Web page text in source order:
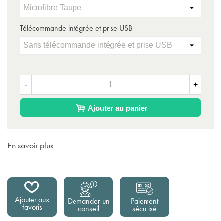
- +
Ajouter au panier
Télécommande intégrée et prise USB
En savoir plus
Ajouter aux
favoris
Demander un
conseil
Paiement
sécurisé